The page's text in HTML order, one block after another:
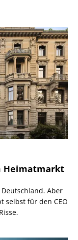
Heimatmarkt
Aber
selbst für den CEO